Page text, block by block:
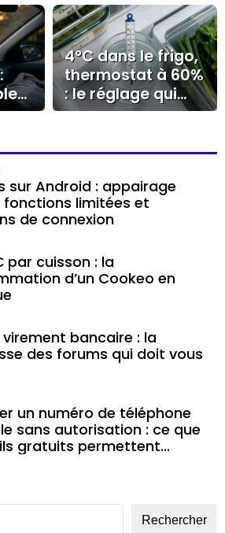
4°C dans le frigo,
thermostat à 60%
: le réglage qui
évite givre et
n
sur Android : appairage
fonctions limitées et
de connexion
par cuisson : la
d’un Cookeo en
virement bancaire : la
des forums qui doit vous
un numéro de téléphone
sans autorisation : ce que
gratuits permettent
Rechercher